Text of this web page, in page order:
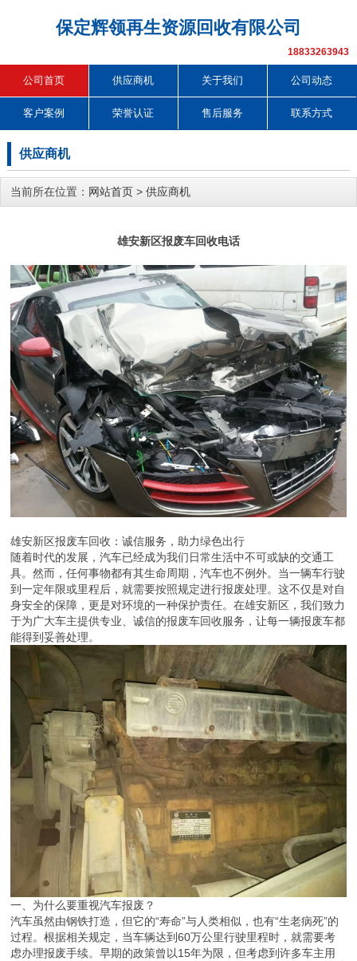
保定辉领再生资源回收有限公司
18833263943
公司首页 供应商机 关于我们 公司动态
客户案例 荣誉认证 售后服务 联系方式
供应商机
当前所在位置： 网站首页 > 供应商机
雄安新区报废车回收电话
雄安新区报废车回收：诚信服务，助力绿色出行
随着时代的发展，汽车已经成为我们日常生活中不可或缺的交通工
具。然而，任何事物都有其生命周期，汽车也不例外。当一辆车行驶
到一定年限或里程后，就需要按照规定进行报废处理。这不仅是对自
身安全的保障，更是对环境的一种保护责任。在雄安新区，我们致力
于为广大车主提供专业、诚信的报废车回收服务，让每一辆报废车都
能得到妥善处理。
一、为什么要重视汽车报废？
汽车虽然由钢铁打造，但它的“寿命”与人类相似，也有“生老病死”的
过程。根据相关规定，当车辆达到60万公里行驶里程时，就需要考
虑办理报废手续。早期的政策曾以15年为限，但考虑到许多车主用